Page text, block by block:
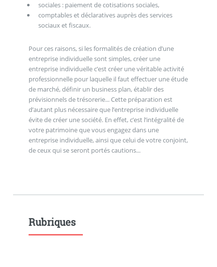
sociales : paiement de cotisations sociales,
comptables et déclaratives auprès des services
sociaux et fiscaux.
Pour ces raisons, si les formalités de création d’une
entreprise individuelle sont simples, créer une
entreprise individuelle c’est créer une véritable activité
professionnelle pour laquelle il faut effectuer une étude
de marché, définir un business plan, établir des
prévisionnels de trésorerie... Cette préparation est
d’autant plus nécessaire que l’entreprise individuelle
évite de créer une société. En effet, c’est l’intégralité de
votre patrimoine que vous engagez dans une
entreprise individuelle, ainsi que celui de votre conjoint,
de ceux qui se seront portés cautions...
Rubriques